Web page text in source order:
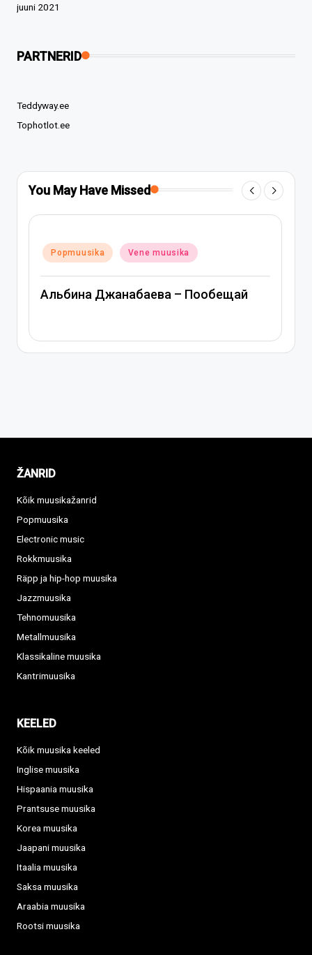
juuni 2021
PARTNERID
Teddyway.ee
Tophotlot.ee
You May Have Missed
Vene muusika
– Пообещай
Спасибо,
ŽANRID
Kõik muusikažanrid
Popmuusika
Electronic music
Rokkmuusika
Räpp ja hip-hop muusika
Jazzmuusika
Tehnomuusika
Metallmuusika
Klassikaline muusika
Kantrimuusika
KEELED
Kõik muusika keeled
Inglise muusika
Hispaania muusika
Prantsuse muusika
Korea muusika
Jaapani muusika
Itaalia muusika
Saksa muusika
Araabia muusika
Rootsi muusika